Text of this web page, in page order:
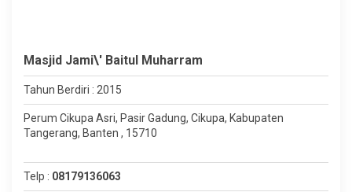
Masjid Jami\' Baitul Muharram
Tahun Berdiri : 2015
Perum Cikupa Asri, Pasir Gadung, Cikupa, Kabupaten
Tangerang, Banten , 15710
Telp : 08179136063